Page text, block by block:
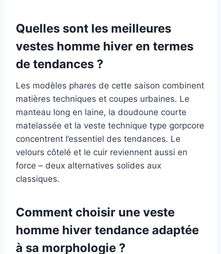
Quelles sont les meilleures
vestes homme hiver en termes
de tendances ?
Les modèles phares de cette saison combinent
matières techniques et coupes urbaines. Le
manteau long en laine, la doudoune courte
matelassée et la veste technique type gorpcore
concentrent l’essentiel des tendances. Le
velours côtelé et le cuir reviennent aussi en
force – deux alternatives solides aux
classiques.
Comment choisir une veste
homme hiver tendance adaptée
à sa morphologie ?